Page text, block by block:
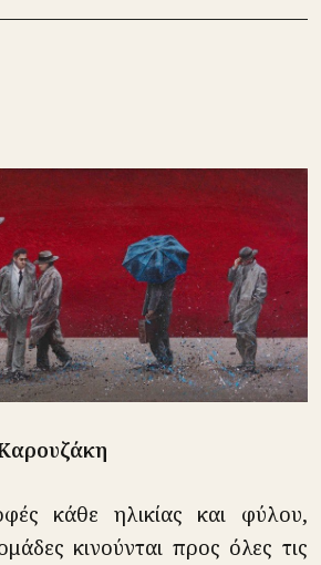
κάθε ηλικίας και φύλου,
κινούνται προς όλες τις